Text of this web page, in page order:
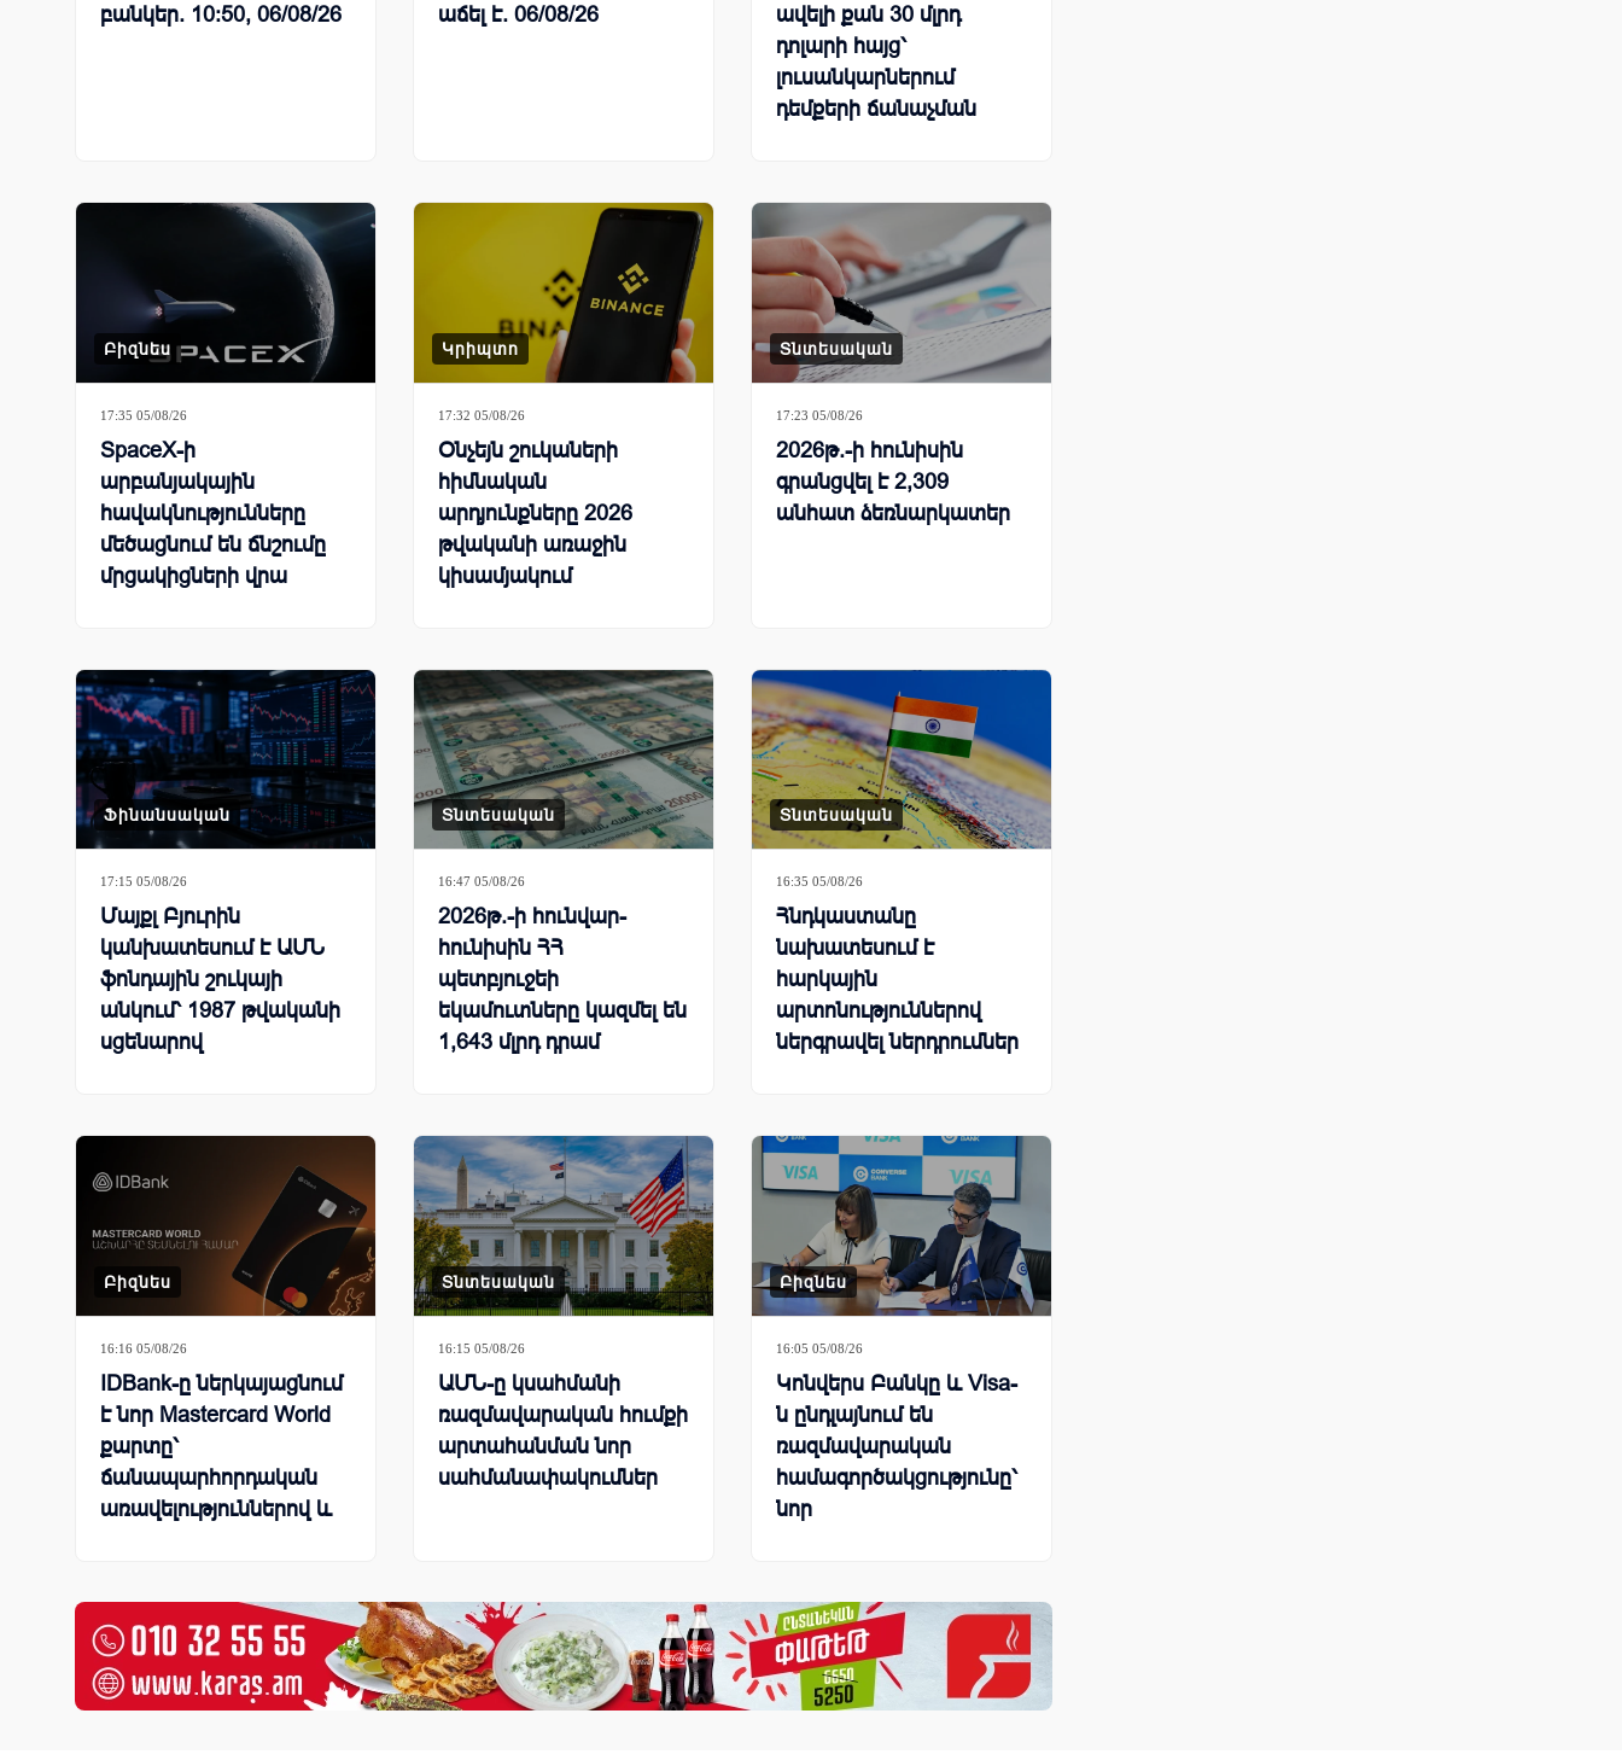
բանկեր. 10:50, 06/08/26
աճել է. 06/08/26
ավելի քան 30 մլրդ
դոլարի հայց՝
լուսանկարներում
դեմքերի ճանաչման
Բիզնես
17:35 05/08/26
SpaceX-ի
արբանյակային
հավակնությունները
մեծացնում են ճնշումը
մրցակիցների վրա
Կրիպտո
17:32 05/08/26
Օնչեյն շուկաների
հիմնական
արդյունքները 2026
թվականի առաջին
կիսամյակում
Տնտեսական
17:23 05/08/26
2026թ.-ի հունիսին
գրանցվել է 2,309
անհատ ձեռնարկատեր
Ֆինանսական
17:15 05/08/26
Մայքլ Բյուրին
կանխատեսում է ԱՄՆ
ֆոնդային շուկայի
անկում՝ 1987 թվականի
սցենարով
Տնտեսական
16:47 05/08/26
2026թ.-ի հունվար-
հունիսին ՀՀ
պետբյուջեի
եկամուտները կազմել են
1,643 մլրդ դրամ
Տնտեսական
16:35 05/08/26
Հնդկաստանը
նախատեսում է
հարկային
արտոնություններով
ներգրավել ներդրումներ
Բիզնես
16:16 05/08/26
IDBank-ը ներկայացնում
է նոր Mastercard World
քարտը՝
ճանապարհորդական
առավելություններով և
Տնտեսական
16:15 05/08/26
ԱՄՆ-ը կսահմանի
ռազմավարական հումքի
արտահանման նոր
սահմանափակումներ
Բիզնես
16:05 05/08/26
Կոնվերս Բանկը և Visa-
ն ընդլայնում են
ռազմավարական
համագործակցությունը՝
նոր
նպատակով